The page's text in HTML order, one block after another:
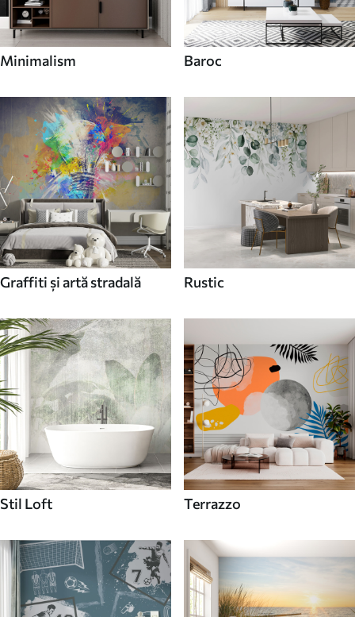
Minimalism Baroc
Graffiti și artă stradală Rustic
Stil Loft Terrazzo